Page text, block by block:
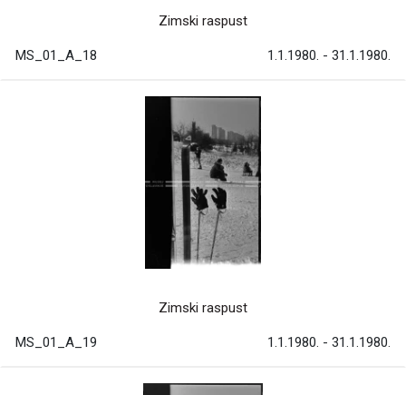
Zimski raspust
MS_01_A_18 1.1.1980. - 31.1.1980.
Zimski raspust
MS_01_A_19 1.1.1980. - 31.1.1980.